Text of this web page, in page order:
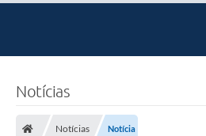
Notícias
Notícias Notícia